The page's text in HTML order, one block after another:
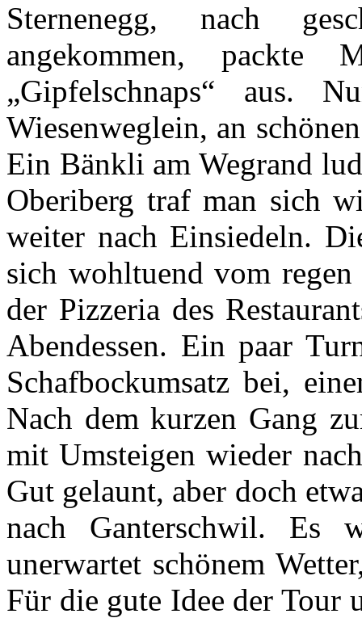
Sternenegg, nach
angekommen, packte
„Gipfelschnaps“ aus.
Wiesenweglein, an
Ein Bänkli am Wegrand
Oberiberg traf man sich
weiter nach Einsiedeln.
sich wohltuend vom
der Pizzeria des
Abendessen. Ein paar
Schafbockumsatz bei,
Nach dem kurzen Gang
mit Umsteigen wieder
Gut gelaunt, aber doch
nach Ganterschwil. Es
unerwartet schönem
Für die gute Idee der Tour